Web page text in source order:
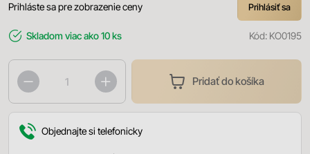
Prihláste sa pre zobrazenie ceny Prihlásiť sa
Skladom viac ako 10 ks Kód: KO0195
Pridať do košíka
Objednajte si telefonicky